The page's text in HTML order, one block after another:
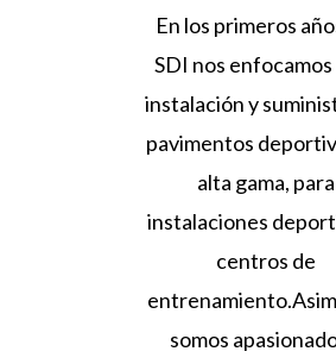
En los primeros
SDI nos enfocamos
instalación y
pavimentos
alta gama, para
instalaciones
centros de
somos